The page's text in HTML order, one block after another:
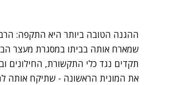
ההגנה הטובה ביותר היא התקפה:
שמארח אותה בביתו במסגרת מעצר
תקדים נגד כלי התקשורת, החילונים
את המונית הראשונה - שתיקח אותה